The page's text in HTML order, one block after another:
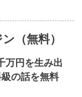
（無料）
万円を生み出
の話を無料